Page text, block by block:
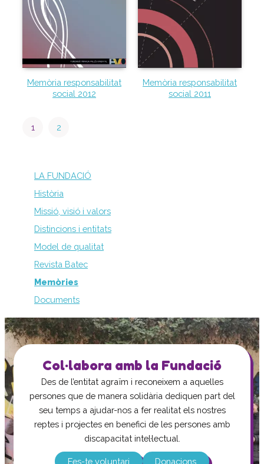
LA FUNDACIÓ
Història
Missió, visió i valors
Distincions i entitats
Model de qualitat
Revista Batec
Memòries
Documents
Memòria responsabilitat
social 2012
Memòria responsabilitat
social 2011
1 2
Col·labora amb la Fundació
Des de l’entitat agraïm i reconeixem a aquelles
persones que de manera solidària dediquen part del
seu temps a ajudar-nos a fer realitat els nostres
reptes i projectes en benefici de les persones amb
discapacitat intel·lectual.
Fes-te voluntari Donacions